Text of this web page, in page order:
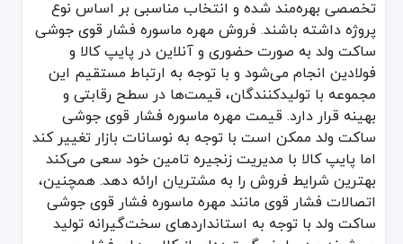
تخصصی بهره‌مند شده و انتخاب مناسبی بر اساس نوع
پروژه داشته باشند. فروش مهره ماسوره فشار قوی جوشی
ساکت ولد به صورت حضوری و آنلاین در پایپ کالا و
فولادین انجام می‌شود و با توجه به ارتباط مستقیم این
مجموعه با تولیدکنندگان، قیمت‌ها در سطح رقابتی و
بهینه قرار دارد. قیمت مهره ماسوره فشار قوی جوشی
ساکت ولد ممکن است با توجه به نوسانات بازار تغییر کند
اما پایپ کالا با مدیریت زنجیره تامین خود سعی می‌کند
بهترین شرایط فروش را به مشتریان ارائه دهد. همچنین،
اتصالات فشار قوی مانند مهره ماسوره فشار قوی جوشی
ساکت ولد با توجه به استانداردهای سخت‌گیرانه تولید